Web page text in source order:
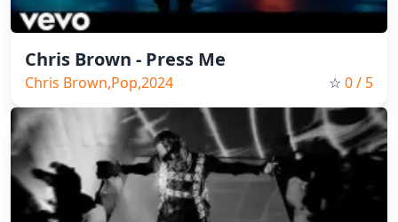
Chris Brown - Press Me
Chris Brown,Pop,2024 ☆ 0/ 5